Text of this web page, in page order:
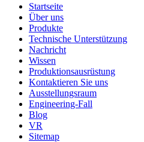
Startseite
Über uns
Produkte
Technische Unterstützung
Nachricht
Wissen
Produktionsausrüstung
Kontaktieren Sie uns
Ausstellungsraum
Engineering-Fall
Blog
VR
Sitemap